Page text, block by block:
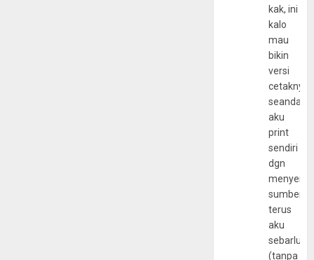
kak, ini
kalo
mau
bikin
versi
cetaknya
aku
print
sendiri
dgn
sumber
terus
aku
(tanpa